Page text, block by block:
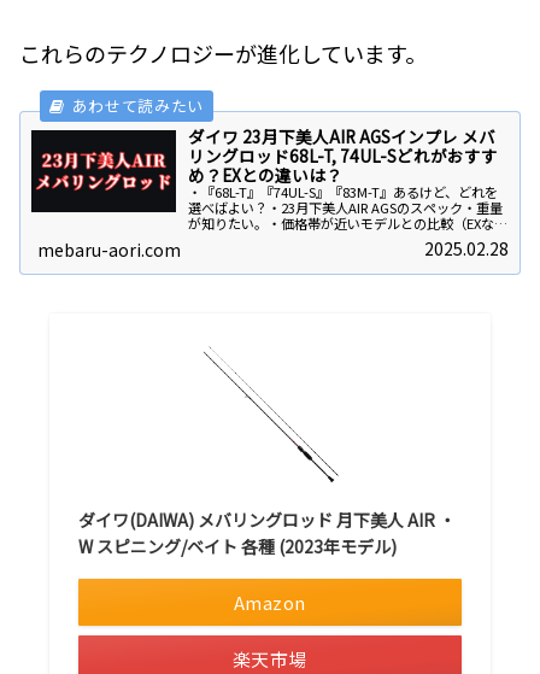
これらのテクノロジーが進化しています。
ダイワ 23月下美人AIR AGSインプレ メバ
リングロッド68L-T, 74UL-Sどれがおすす
め？EXとの違いは？
・『68L-T』『74UL-S』『83M-T』あるけど、どれを
選べばよい？・23月下美人AIR AGSのスペック・重量
が知りたい。・価格帯が近いモデルとの比較（EXな
ど）を見たい。このような質問に答えます！結論から
mebaru-aori.com 2025.02.28
ダイワ(DAIWA) メバリングロッド 月下美人 AIR ・
W スピニング/ベイト 各種 (2023年モデル)
Amazon
楽天市場